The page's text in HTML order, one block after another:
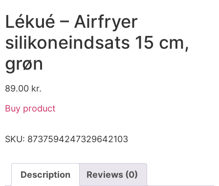
Lékué – Airfryer
silikoneindsats 15 cm,
grøn
89.00 kr.
Buy product
SKU: 8737594247329642103
Description Reviews (0)